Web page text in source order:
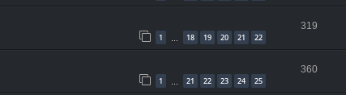
1 18 19 20 21 22
319
1 … 21 22 23 24 25
360